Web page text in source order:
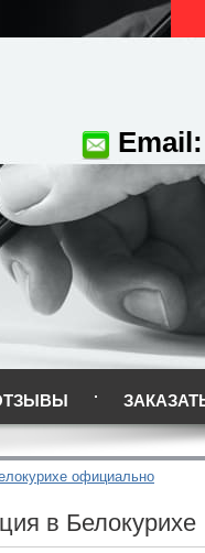
Email:
официально
в Белокурихе